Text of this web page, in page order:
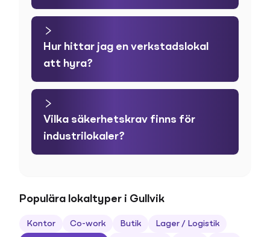
Hur hittar jag en verkstadslokal
att hyra?
Vilka säkerhetskrav finns för
industrilokaler?
Populära lokaltyper i Gullvik
Kontor Co-work Butik Lager / Logistik